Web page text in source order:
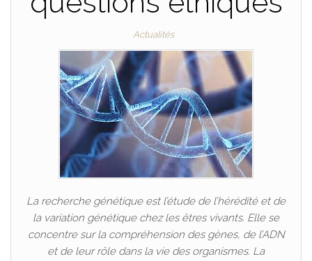
Actualités
La recherche génétique est l’étude de l’hérédité et de
la variation génétique chez les êtres vivants. Elle se
concentre sur la compréhension des gènes, de l’ADN
et de leur rôle dans la vie des organismes. La